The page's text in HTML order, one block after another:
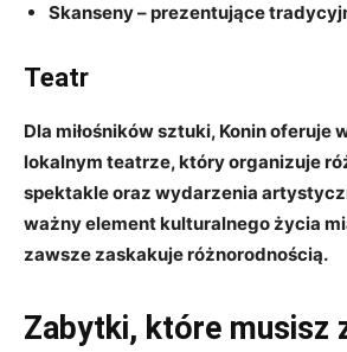
Skanseny–‌ prezentujące⁣
Teatr
Dla⁢ miłośników sztuki, ‌Konin oferuje
lokalnym teatrze, który organizuje
spektakle oraz wydarzenia
ważny element ‍kulturalnego życia
zawsze zaskakuje różnorodnością.
Zabytki, które musisz